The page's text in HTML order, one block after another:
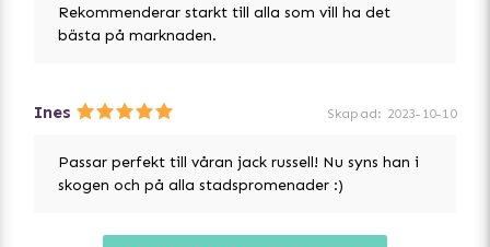
absorption och kemisk säkerhet, dvs standard 100 av
OEKO-TEX).
Rekommenderar starkt till alla som vill ha det
bästa på marknaden.
Ines Skapad: 2023-10-10
Passar perfekt till våran jack russell! Nu syns han i
skogen och på alla stadspromenader :)